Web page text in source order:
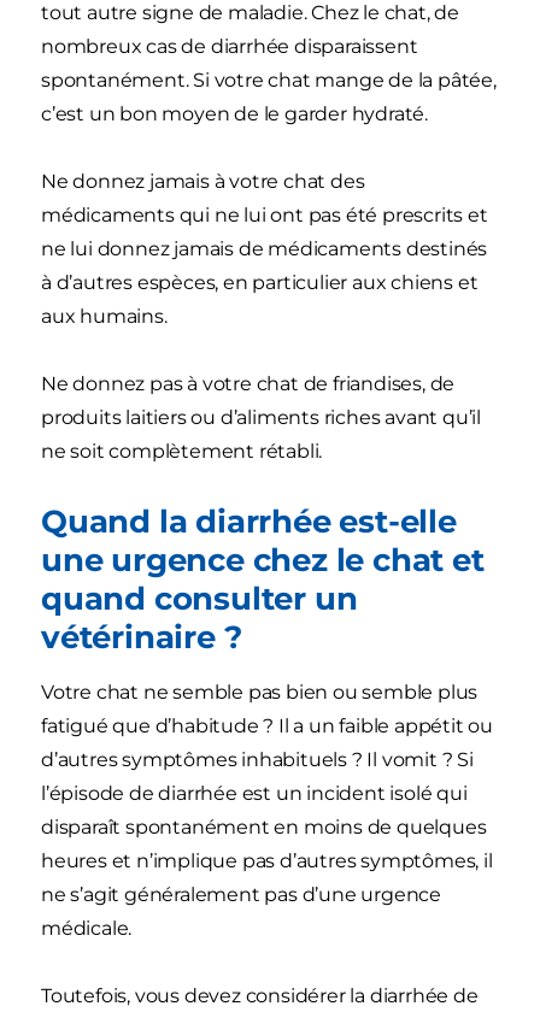
tout autre signe de maladie. Chez le chat, de
nombreux cas de diarrhée disparaissent
spontanément. Si votre chat mange de la pâtée,
c’est un bon moyen de le garder hydraté.
Ne donnez jamais à votre chat des
médicaments qui ne lui ont pas été prescrits et
ne lui donnez jamais de médicaments destinés
à d’autres espèces, en particulier aux chiens et
aux humains.
Ne donnez pas à votre chat de friandises, de
produits laitiers ou d’aliments riches avant qu’il
ne soit complètement rétabli.
Quand la diarrhée est-elle
une urgence chez le chat et
quand consulter un
vétérinaire ?
Votre chat ne semble pas bien ou semble plus
fatigué que d’habitude ? Il a un faible appétit ou
d’autres symptômes inhabituels ? Il vomit ? Si
l’épisode de diarrhée est un incident isolé qui
disparaît spontanément en moins de quelques
heures et n’implique pas d’autres symptômes, il
ne s’agit généralement pas d’une urgence
médicale.
Toutefois, vous devez considérer la diarrhée de